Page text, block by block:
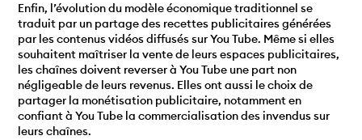
Enfin, l’évolution du modèle économique traditionnel se
traduit par un partage des recettes publicitaires générées
par les contenus vidéos diffusés sur You Tube. Même si elles
souhaitent maîtriser la vente de leurs espaces publicitaires,
les chaînes doivent reverser à You Tube une part non
négligeable de leurs revenus. Elles ont aussi le choix de
partager la monétisation publicitaire, notamment en
confiant à You Tube la commercialisation des invendus sur
leurs chaînes.